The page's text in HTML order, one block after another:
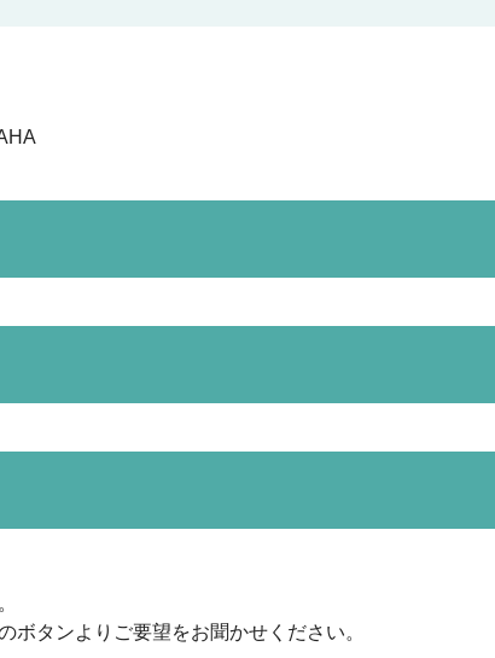
タンよりご要望をお聞かせください。